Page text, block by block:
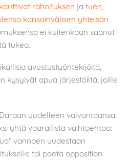
rahoituksen ja tuen
kansainvälisen yhteisön
ei kuitenkaan saanut
tukea.
avustustyöntekijöitä,
kysyivät apua järjestöiltä, joille
uudelleen valvontaansa,
yhtä vaarallista vaihtoehtoa:
vannoen uudestaan
tai paeta opposition